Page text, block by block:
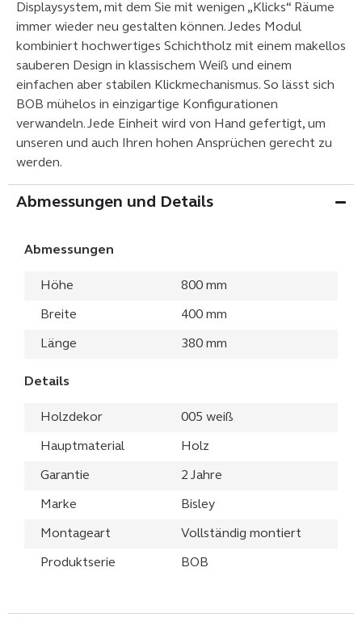
Displaysystem, mit dem Sie mit wenigen „Klicks“ Räume
immer wieder neu gestalten können. Jedes Modul
kombiniert hochwertiges Schichtholz mit einem makellos
sauberen Design in klassischem Weiß und einem
einfachen aber stabilen Klickmechanismus. So lässt sich
BOB mühelos in einzigartige Konfigurationen
verwandeln. Jede Einheit wird von Hand gefertigt, um
unseren und auch Ihren hohen Ansprüchen gerecht zu
werden.
Abmessungen und Details
Abmessungen
Höhe 800 mm
Breite 400 mm
Länge 380 mm
Details
Holzdekor 005 weiß
Hauptmaterial Holz
Garantie 2 Jahre
Marke Bisley
Montageart Vollständig montiert
Produktserie BOB